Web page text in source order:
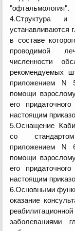
"офтальмология".
4.Структура и
в составе
проводимой
численности
рекомендуемых
приложением N
помощи
его
настоящим
5.Оснащение
со
приложением N
помощи
его
настоящим
6.Основными
оказание
заболеваниями